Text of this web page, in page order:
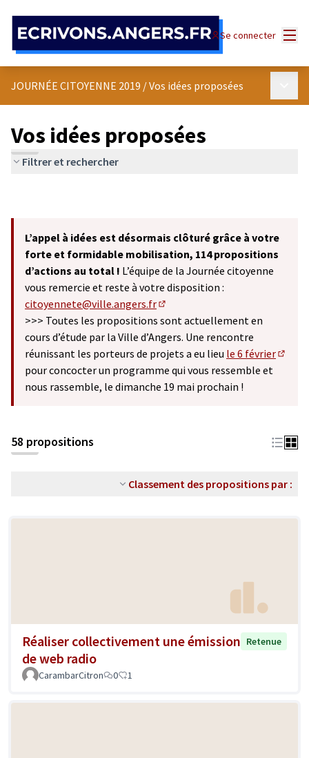
Se connecter
JOURNÉE CITOYENNE 2019 /Vos idées proposées
Vos idées proposées
Filtrer et rechercher
L’appel à idées est désormais clôturé grâce à votre
forte et formidable mobilisation, 114 propositions
d’actions au total ! L’équipe de la Journée citoyenne
vous remercie et reste à votre disposition :
citoyennete@ville.angers.fr
(S'ouvre dans un nouvel onglet)
>>> Toutes les propositions sont actuellement en
cours d’étude par la Ville d’Angers. Une rencontre
réunissant les porteurs de projets a eu lieu le 6 février
pour concocter un programme qui vous ressemble et
nous rassemble, le dimanche 19 mai prochain !
58 propositions
Classement des propositions par :
Réaliser collectivement une émission
de web radio
Retenue
CarambarCitron 0 1